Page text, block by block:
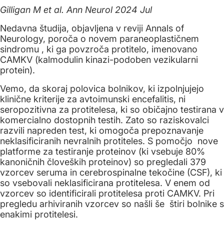
Gilligan M et al. Ann Neurol 2024 Jul
Nedavna študija, objavljena v reviji Annals of
Neurology, poroča o novem paraneoplastičnem
sindromu , ki ga povzroča protitelo, imenovano
CAMKV (kalmodulin kinazi-podoben vezikularni
protein).
Vemo, da skoraj polovica bolnikov, ki izpolnjujejo
klinične kriterije za avtoimunski encefalitis, ni
seropozitivna za protitelesa, ki so običajno testirana v
komercialno dostopnih testih. Zato so raziskovalci
razvili napreden test, ki omogoča prepoznavanje
neklasificiranih nevralnih protiteles. S pomočjo nove
platforme za testiranje proteinov (ki vsebuje 80%
kanoničnih človeških proteinov) so pregledali 379
vzorcev seruma in cerebrospinalne tekočine (CSF), ki
so vsebovali neklasificirana protitelesa. V enem od
vzorcev so identificirali protitelesa proti CAMKV. Pri
pregledu arhiviranih vzorcev so našli še štiri bolnike s
enakimi protitelesi.